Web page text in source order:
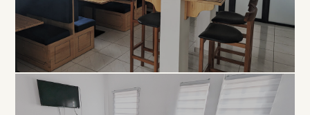
COLLABORATIF